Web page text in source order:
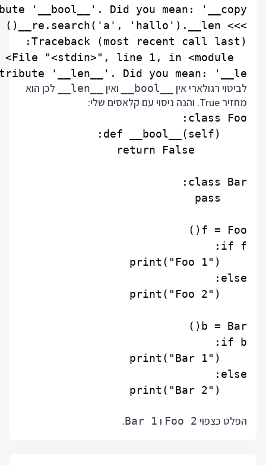
'__len__'. Did you mean: '__le__'?
לביטוי רגולארי אין __bool__ ואין __len__
לכן הוא
מחזיר True. והנה ניסוי עם קלאסים שלי:
הפלט כצפוי Foo 2 ו Bar 1
.